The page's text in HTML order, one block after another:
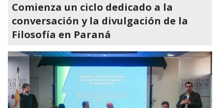
Comienza un ciclo dedicado a la
conversación y la divulgación de la
Filosofía en Paraná